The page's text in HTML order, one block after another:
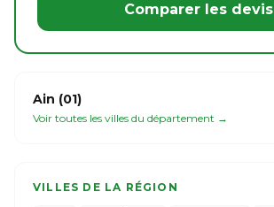
Comparer les devis
Ain (01)
Voir toutes les villes du département →
VILLES DE LA RÉGION